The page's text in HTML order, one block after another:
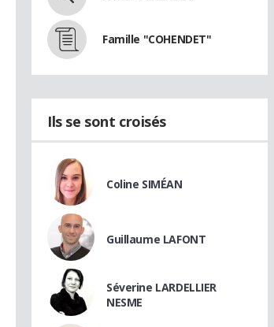
Famille "COHENDET"
Ils se sont croisés
Coline SIMÉAN
Guillaume LAFONT
Séverine LARDELLIER
NESME